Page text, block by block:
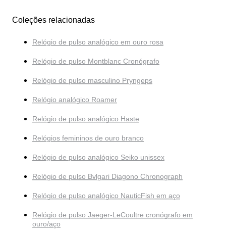
Coleções relacionadas
Relógio de pulso analógico em ouro rosa
Relógio de pulso Montblanc Cronógrafo
Relógio de pulso masculino Pryngeps
Relógio analógico Roamer
Relógio de pulso analógico Haste
Relógios femininos de ouro branco
Relógio de pulso analógico Seiko unissex
Relógio de pulso Bvlgari Diagono Chronograph
Relógio de pulso analógico NauticFish em aço
Relógio de pulso Jaeger-LeCoultre cronógrafo em
ouro/aço